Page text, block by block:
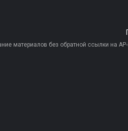
материалов без обратной ссылки на